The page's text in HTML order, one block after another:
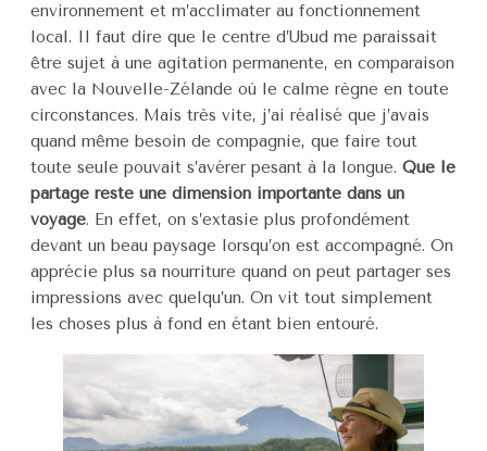
environnement et m’acclimater au fonctionnement
local. Il faut dire que le centre d’Ubud me paraissait
être sujet à une agitation permanente, en comparaison
avec la Nouvelle-Zélande où le calme règne en toute
circonstances. Mais très vite, j’ai réalisé que j’avais
quand même besoin de compagnie, que faire tout
toute seule pouvait s’avérer pesant à la longue. Que le
partage reste une dimension importante dans un
voyage. En effet, on s’extasie plus profondément
devant un beau paysage lorsqu’on est accompagné. On
apprécie plus sa nourriture quand on peut partager ses
impressions avec quelqu’un. On vit tout simplement
les choses plus à fond en étant bien entouré.